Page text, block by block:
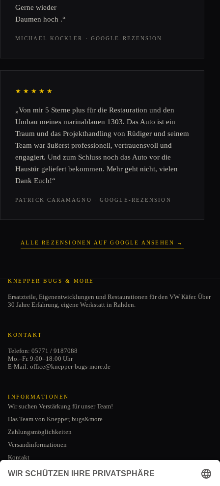
Gerne wieder
Daumen hoch .“
MICHAEL KOCKLER · GOOGLE-REZENSION
★★★★★
„Von mir 5 Sterne plus für die Restauration und den
Umbau meines marinablauen 1303. Das Auto ist ein
Traum und das Projekthandling von Rüdiger und seinem
Team war äußerst professionell, vertrauensvoll und
engagiert. Und zum Schluss noch das Auto vor die
Haustür geliefert bekommen. Mehr geht nicht, vielen
Dank Euch!“
PATRICK CARAMAGNO · GOOGLE-REZENSION
ALLE REZENSIONEN AUF GOOGLE ANSEHEN →
KNEPPER BUGS & MORE
Ersatzteile, Eigenentwicklungen und Restaurationen für den VW Käfer. Über
30 Jahre Erfahrung, eigene Werkstatt in Rahden.
KONTAKT
Telefon: 05771 / 9187088
Mo.–Fr. 9:00–18:00 Uhr
E-Mail: office@knepper-bugs-more.de
INFORMATIONEN
Wir suchen Verstärkung für unser Team!
Das Team von Knepper, bugs&more
Zahlungsmöglichkeiten
Versandinformationen
Kontakt
AGB